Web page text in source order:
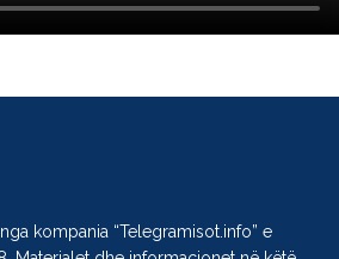
kompania “Telegramisot.info” e